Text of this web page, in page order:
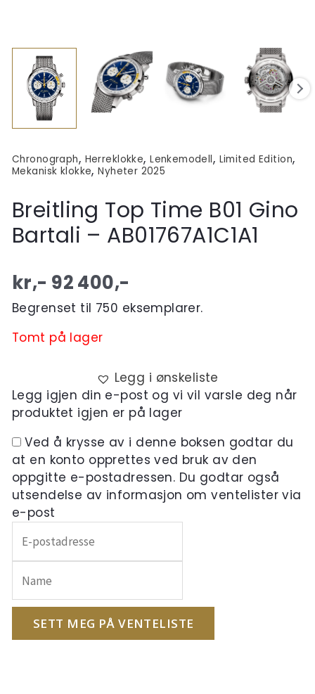
Chronograph, Herreklokke,Lenkemodell, Limited Edition,
Mekanisk klokke,Nyheter 2025
Breitling Top Time B01 Gino
Bartali – AB01767A1C1A1
kr,- 92 400,-
Begrenset til 750 eksemplarer.
Tomt på lager
Legg i ønskeliste
Legg igjen din e-post og vi vil varsle deg når
produktet igjen er på lager
Ved å krysse av i denne boksen godtar du
at en konto opprettes ved bruk av den
oppgitte e-postadressen. Du godtar også
utsendelse av informasjon om ventelister via
e-post
inn
e-
postadressen
din
SETT MEG PÅ VENTELISTE